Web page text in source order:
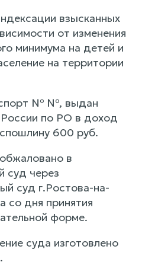
взысканных
от изменения
минимума на детей и
на территории
№ №, выдан
по РО в доход
600 руб.
в
суд через
суд г.Ростова-на-
со дня принятия
форме.
суда изготовлено